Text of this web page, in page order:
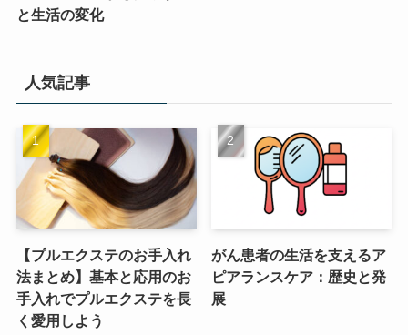
と生活の変化
人気記事
【プルエクステのお手入れ
法まとめ】基本と応用のお
手入れでプルエクステを長
く愛用しよう
がん患者の生活を支えるア
ピアランスケア：歴史と発
展